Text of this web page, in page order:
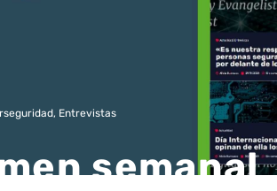
, Entrevistas
semanal